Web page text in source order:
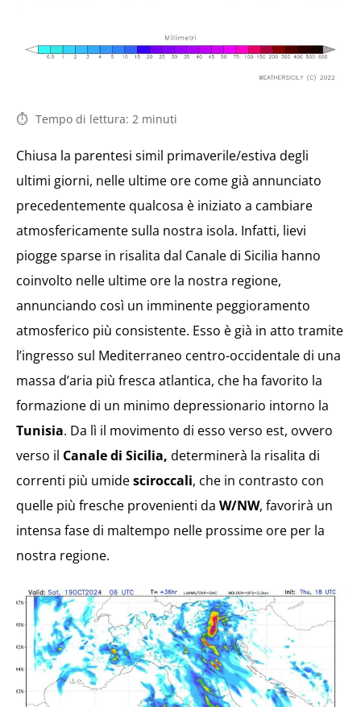
Tempo di lettura: 2 minuti
Chiusa la parentesi simil primaverile/estiva degli
ultimi giorni, nelle ultime ore come già annunciato
precedentemente qualcosa è iniziato a cambiare
atmosfericamente sulla nostra isola. Infatti, lievi
piogge sparse in risalita dal Canale di Sicilia hanno
coinvolto nelle ultime ore la nostra regione,
annunciando così un imminente peggioramento
atmosferico più consistente. Esso è già in atto tramite
l’ingresso sul Mediterraneo centro-occidentale di una
massa d’aria più fresca atlantica, che ha favorito la
formazione di un minimo depressionario intorno la
Tunisia. Da lì il movimento di esso verso est, ovvero
verso il Canale di Sicilia, determinerà la risalita di
correnti più umidesciroccali, che in contrasto con
quelle più fresche provenienti da W/NW, favorirà un
intensa fase di maltempo nelle prossime ore per la
nostra regione.